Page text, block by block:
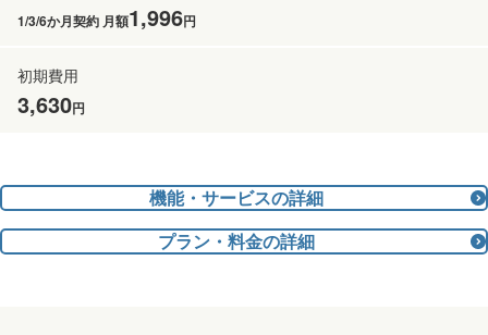
1/3/6か月契約 月額1,996円
3,630円
機能・サービスの詳細
プラン・料金の詳細